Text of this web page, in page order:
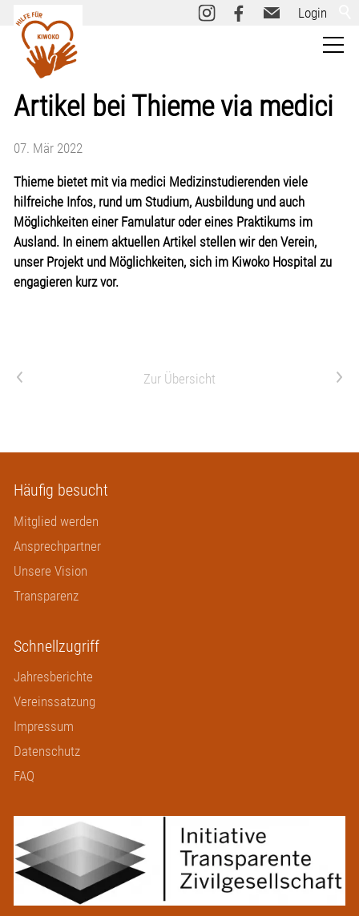
Login
Kiwoko
Über uns
Informieren
Tätigkeitsbereiche
Vereinssatzung
Artikel bei Thieme via medici
07. Mär 2022
Thieme bietet mit via medici Medizinstudierenden viele
hilfreiche Infos, rund um Studium, Ausbildung und auch
Möglichkeiten einer Famulatur oder eines Praktikums im
Ausland. In einem aktuellen Artikel stellen wir den Verein,
unser Projekt und Möglichkeiten, sich im Kiwoko Hospital zu
engagieren kurz vor.
Vorheriger Artikel Zur Übersicht Nächster Artikel
Häufig besucht
Mitglied werden
Ansprechpartner
Unsere Vision
Transparenz
Schnellzugriff
Jahresberichte
Vereinssatzung
Impressum
Datenschutz
FAQ